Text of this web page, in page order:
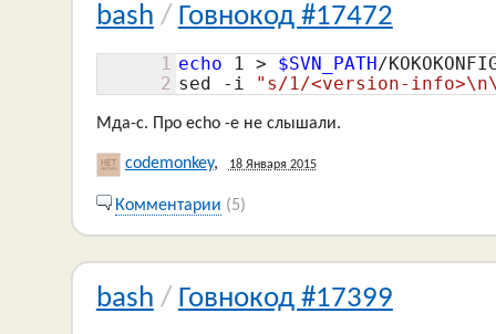
bash / Говнокод #17472
1
2
echo 1 > $SVN_PATH/
sed -i
"s/1/<version-
Мда-с. Про echo -e не слышали.
codemonkey, 18 Января 2015
Комментарии (5)
bash / Говнокод #17399